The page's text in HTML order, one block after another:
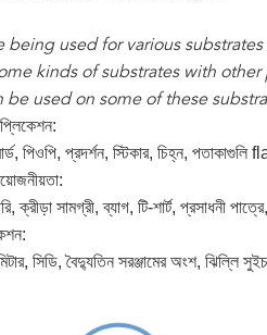
being used for various
kinds of substrates with
be used on some of these
পিওপি, প্রদর্শন, স্টিকার, চিহ্ন, পতাকাগুলি
ক্রীড়া সামগ্রী, ব্যাগ, টি-শার্ট, প্রসাধনী
সিডি, বৈদ্যুতিন সরঞ্জামের অংশ, ঝিল্লি